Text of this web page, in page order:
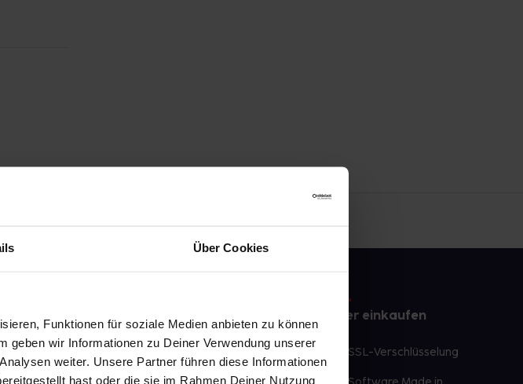
Über Cookies
Funktionen für soziale Medien anbieten zu können
geben wir Informationen zu Deiner Verwendung unserer
weiter. Unsere Partner führen diese Informationen
hast oder die sie im Rahmen Deiner Nutzung
Ausgewählte Wunschprodukte
sofort abholbereit
Sicher einkaufen
SSL-Verschlüsselung